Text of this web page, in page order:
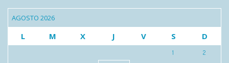
AGOSTO 2026
L M X J V S D
1
2